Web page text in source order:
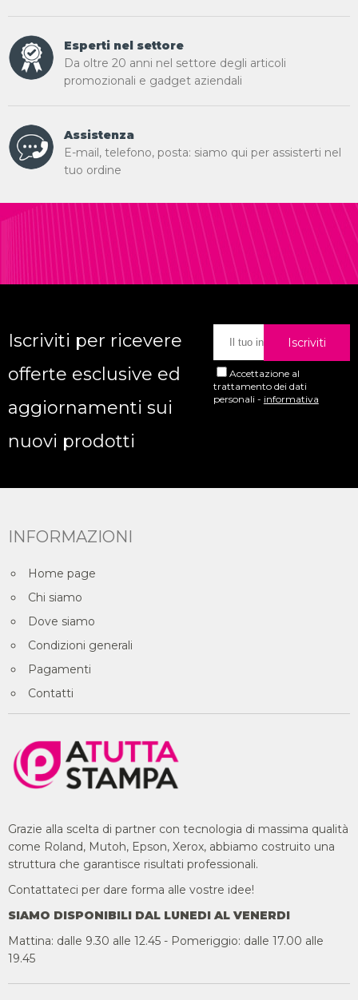
Esperti nel settore
Da oltre 20 anni nel settore degli articoli
promozionali e gadget aziendali
Assistenza
E-mail, telefono, posta: siamo qui per assisterti nel
tuo ordine
Iscriviti per ricevere
offerte esclusive ed
aggiornamenti sui
nuovi prodotti
Iscriviti
Accettazione al
trattamento dei dati
personali - informativa
INFORMAZIONI
Home page
Chi siamo
Dove siamo
Condizioni generali
Pagamenti
Contatti
Grazie alla scelta di partner con tecnologia di massima qualità
come Roland, Mutoh, Epson, Xerox, abbiamo costruito una
struttura che garantisce risultati professionali.
Contattateci per dare forma alle vostre idee!
SIAMO DISPONIBILI DAL LUNEDI AL VENERDI
Mattina: dalle 9.30 alle 12.45 - Pomeriggio: dalle 17.00 alle
19.45